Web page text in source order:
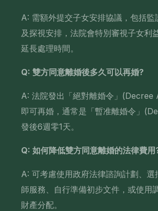
A: 需額外提交子女安排協議，包括監
及探視安排，法院會特別審視子女利
延長處理時間。
Q: 雙方同意離婚後多久可以再婚?
A: 法院發出「絕對離婚令」(Decree
即可再婚，通常是「暫准離婚令」
發後6週零1天。
Q: 如何降低雙方同意離婚的法律費用
A: 可考慮使用政府法律諮詢計劃、選
師服務、自行準備初步文件，或使用
財產分配。